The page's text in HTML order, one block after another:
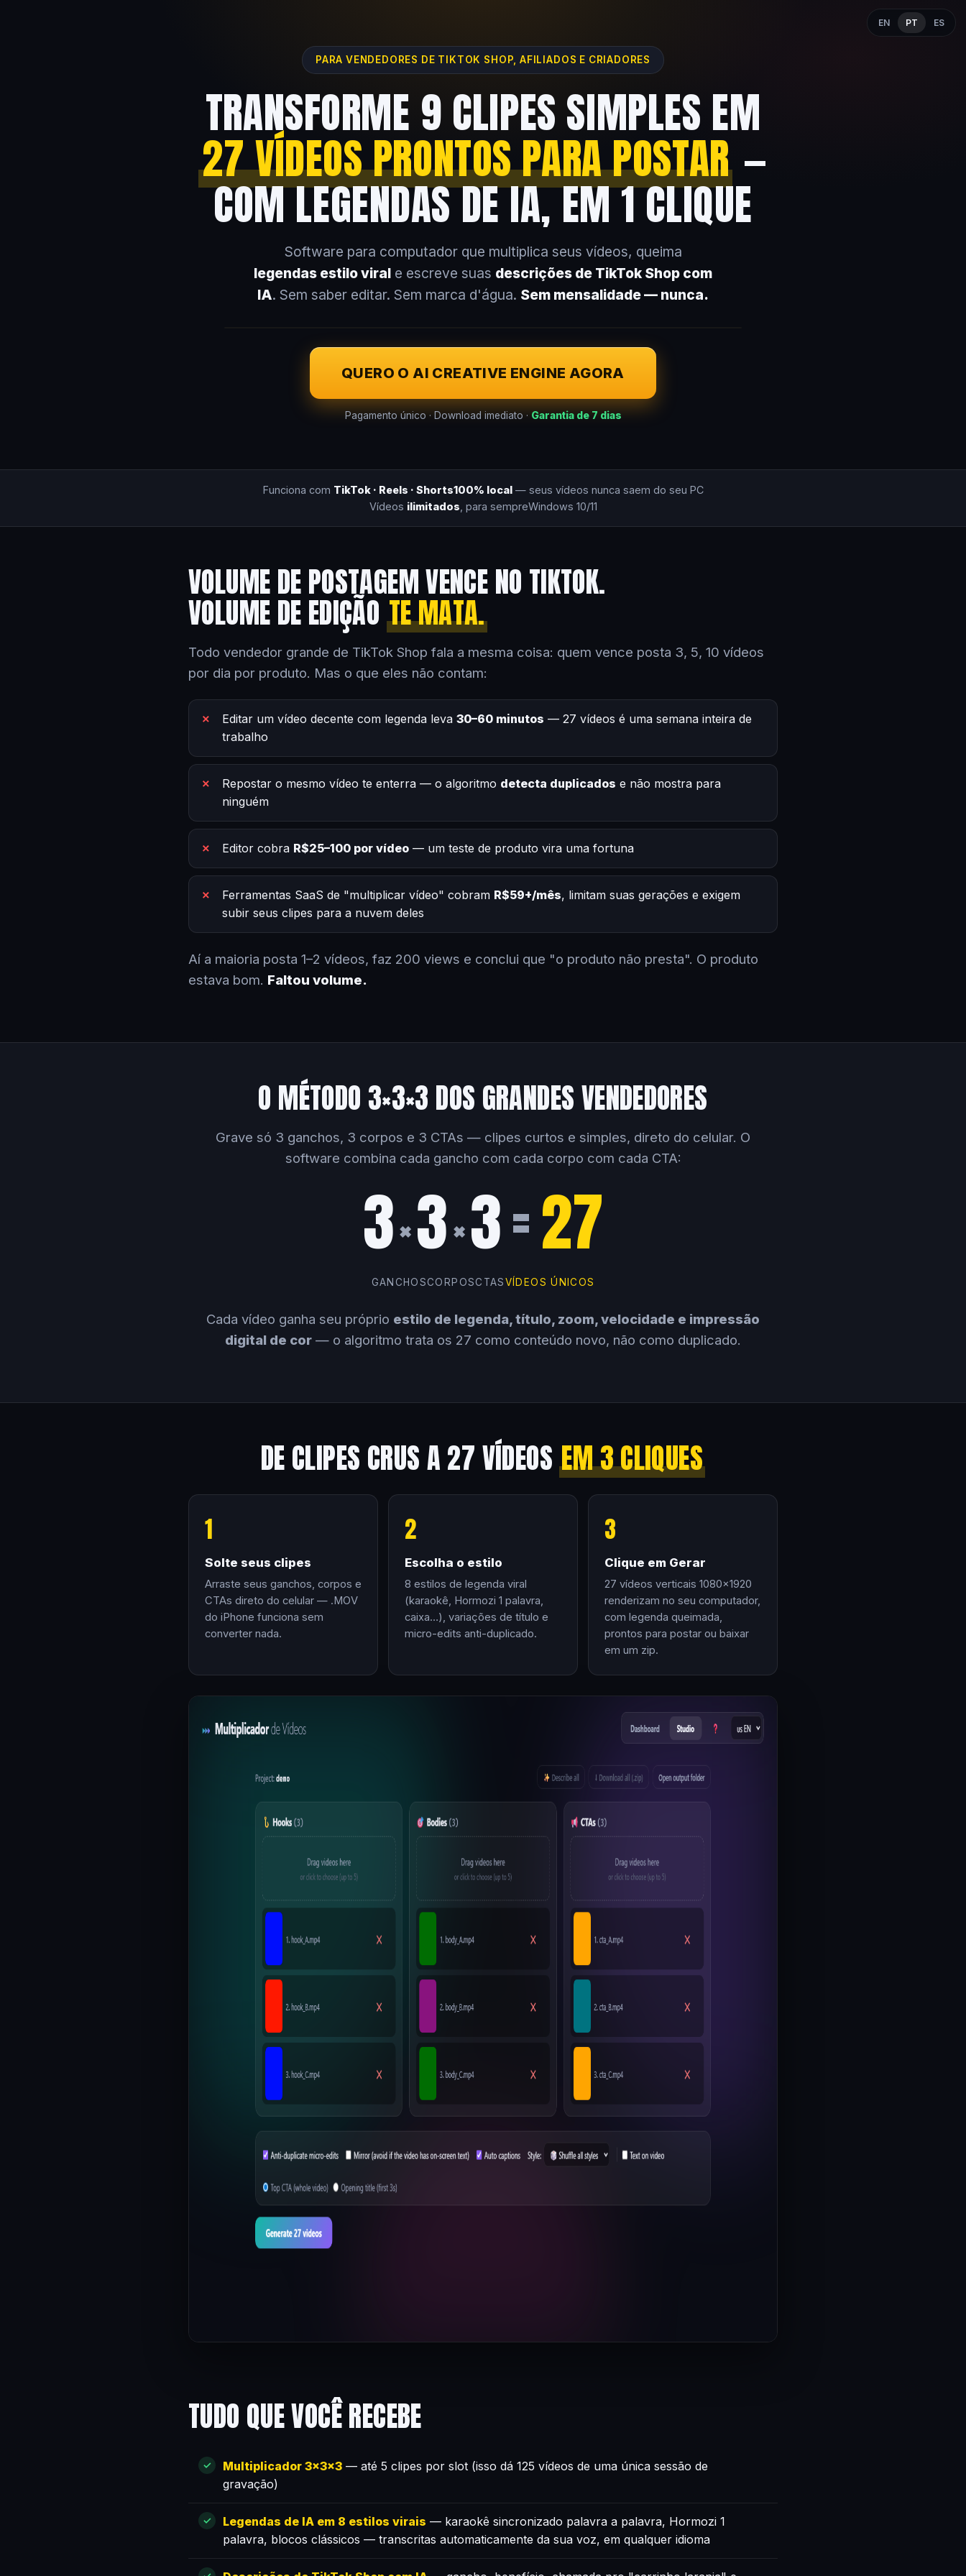
EN PT ES
PARA VENDEDORES DE TIKTOK SHOP, AFILIADOS E CRIADORES
TRANSFORME 9 CLIPES SIMPLES EM
27 VÍDEOS PRONTOS PARA POSTAR —
COM LEGENDAS DE IA, EM 1 CLIQUE
Software para computador que multiplica seus vídeos, queima
legendas estilo viral e escreve suas descrições de TikTok Shop com
IA. Sem saber editar. Sem marca d'água. Sem mensalidade — nunca.
QUERO O AI CREATIVE ENGINE AGORA
Pagamento único · Download imediato · Garantia de 7 dias
Funciona com TikTok · Reels · Shorts100% local— seus vídeos nunca saem do seu PC
Vídeos ilimitados , para sempreWindows 10/11
VOLUME DE POSTAGEM VENCE NO TIKTOK.
VOLUME DE EDIÇÃO TE MATA.
Todo vendedor grande de TikTok Shop fala a mesma coisa: quem vence posta 3, 5, 10 vídeos
por dia por produto. Mas o que eles não contam:
Editar um vídeo decente com legenda leva 30–60 minutos — 27 vídeos é uma semana inteira de
trabalho
Repostar o mesmo vídeo te enterra — o algoritmo detecta duplicados e não mostra para
ninguém
Editor cobra R$25–100 por vídeo — um teste de produto vira uma fortuna
Ferramentas SaaS de "multiplicar vídeo" cobram R$59+/mês, limitam suas gerações e exigem
subir seus clipes para a nuvem deles
Aí a maioria posta 1–2 vídeos, faz 200 views e conclui que "o produto não presta". O produto
estava bom. Faltou volume.
O MÉTODO 3×3×3 DOS GRANDES VENDEDORES
Grave só 3 ganchos, 3 corpos e 3 CTAs — clipes curtos e simples, direto do celular. O
software combina cada gancho com cada corpo com cada CTA:
3×3×3=27
GANCHOSCORPOSCTASVÍDEOS ÚNICOS
Cada vídeo ganha seu próprio estilo de legenda, título, zoom, velocidade e impressão
digital de cor — o algoritmo trata os 27 como conteúdo novo, não como duplicado.
DE CLIPES CRUS A 27 VÍDEOSEM 3 CLIQUES
1
Solte seus clipes
Arraste seus ganchos, corpos e
CTAs direto do celular — .MOV
do iPhone funciona sem
converter nada.
2
Escolha o estilo
8 estilos de legenda viral
(karaokê, Hormozi 1 palavra,
caixa…), variações de título e
micro-edits anti-duplicado.
3
Clique em Gerar
27 vídeos verticais 1080×1920
renderizam no seu computador,
com legenda queimada,
prontos para postar ou baixar
em um zip.
TUDO QUE VOCÊ RECEBE
Multiplicador 3×3×3 — até 5 clipes por slot (isso dá 125 vídeos de uma única sessão de
gravação)
Legendas de IA em 8 estilos virais — karaokê sincronizado palavra a palavra, Hormozi 1
palavra, blocos clássicos — transcritas automaticamente da sua voz, em qualquer idioma